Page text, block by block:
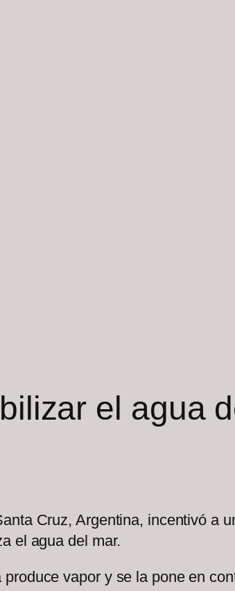
el agua
Cruz, Argentina, incentivó a
el agua del mar.
vapor y se la pone en